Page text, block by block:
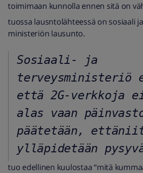
toimimaan kunnolla ennen sitä on
tuossa lausntolähteessä on sosiaali
ministeriön lausunto.
Sosiaali- ja
terveysministeriö
että 2G-verkkoja
alas vaan
päätetään,
ylläpidetään
tuo edellinen kuulostaa “mitä